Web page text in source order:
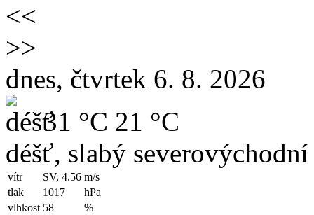
<<
>>
dnes, čtvrtek 6. 8. 2026
31 °C 21 °C
déšť, slabý
vítr SV, 4.56 m/s
tlak
1017
hPa
vlhkost 58
%